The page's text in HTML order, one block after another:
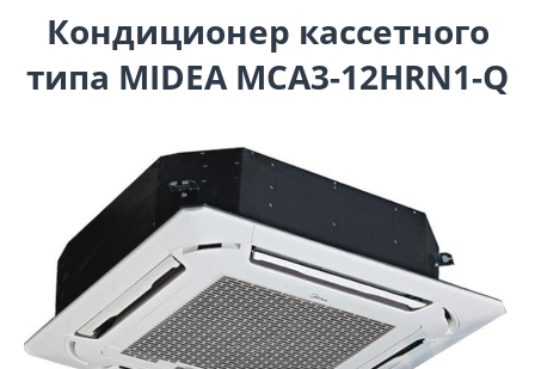
Кондиционер кассетного
типа MIDEA MCA3-12HRN1-Q